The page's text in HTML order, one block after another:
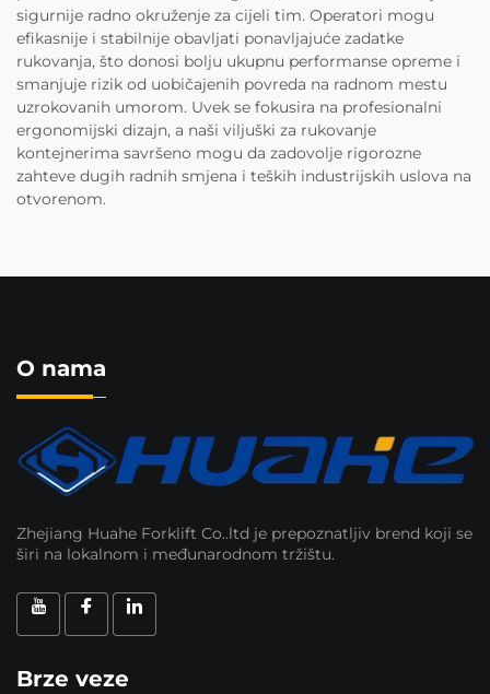
sigurnije radno okruženje za cijeli tim. Operatori mogu
efikasnije i stabilnije obavljati ponavljajuće zadatke
rukovanja, što donosi bolju ukupnu performanse opreme i
smanjuje rizik od uobičajenih povreda na radnom mestu
uzrokovanih umorom. Uvek se fokusira na profesionalni
ergonomijski dizajn, a naši viljuški za rukovanje
kontejnerima savršeno mogu da zadovolje rigorozne
zahteve dugih radnih smjena i teških industrijskih uslova na
otvorenom.
O nama
Zhejiang Huahe Forklift Co..ltd je prepoznatljiv brend koji se
širi na lokalnom i međunarodnom tržištu.
Brze veze